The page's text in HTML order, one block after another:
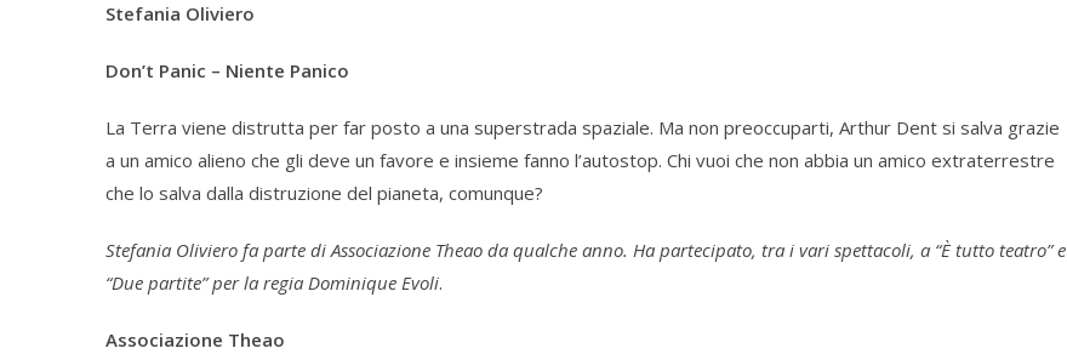
Stefania Oliviero
Don’t Panic – Niente Panico
La Terra viene distrutta per far posto a una superstrada spaziale. Ma non preoccuparti, Arthur Dent si salva grazie
a un amico alieno che gli deve un favore e insieme fanno l’autostop. Chi vuoi che non abbia un amico extraterrestre
che lo salva dalla distruzione del pianeta, comunque?
Stefania Oliviero fa parte di Associazione Theao da qualche anno. Ha partecipato, tra i vari spettacoli, a “È tutto teatro” e
“Due partite” per la regia Dominique Evoli.
Associazione Theao